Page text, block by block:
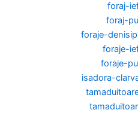
foraj-
foraj-
foraje-
foraje-
foraje-
isadora-